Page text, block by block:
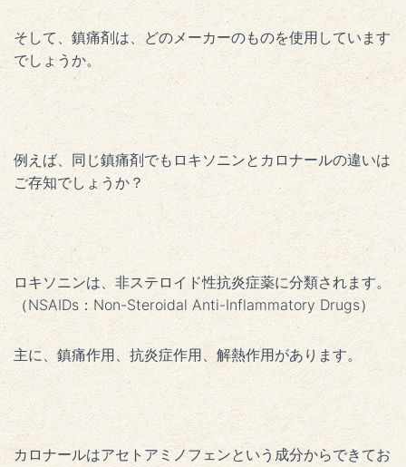
そして、鎮痛剤は、どのメーカーのものを使用しています
でしょうか。
例えば、同じ鎮痛剤でもロキソニンとカロナールの違いは
ご存知でしょうか？
ロキソニンは、非ステロイド性抗炎症薬に分類されます。
（NSAIDs：Non-Steroidal Anti-Inflammatory Drugs）
主に、鎮痛作用、抗炎症作用、解熱作用があります。
カロナールはアセトアミノフェンという成分からできてお